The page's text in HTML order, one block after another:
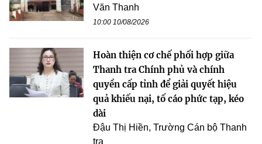
Văn Thanh
10:00 10/08/2026
Hoàn thiện cơ chế phối hợp giữa
Thanh tra Chính phủ và chính
quyền cấp tỉnh để giải quyết hiệu
quả khiếu nại, tố cáo phức tạp, kéo
dài
Đậu Thị Hiền, Trường Cán bộ Thanh
tra